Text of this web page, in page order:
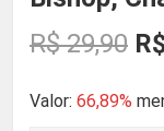
R$29,90 O
p
Valor: 66,89%